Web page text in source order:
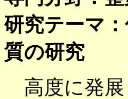
研究テーマ
質の研究
高度に発